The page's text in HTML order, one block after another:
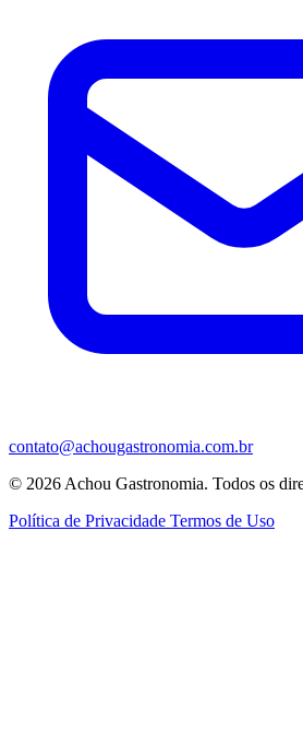
contato@achougastronomia.com.br
© 2026 Achou Gastronomia. Todos os
Política de Privacidade Termos de Uso